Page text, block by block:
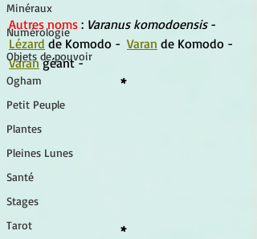
Minéraux
Numérologie
Objets de pouvoir
Ogham
Petit Peuple
Plantes
Pleines Lunes
Santé
Stages
Tarot
Autres noms : Varanus komodoensis -
Lézard de Komodo - Varan de Komodo -
Varan géant -
*
*